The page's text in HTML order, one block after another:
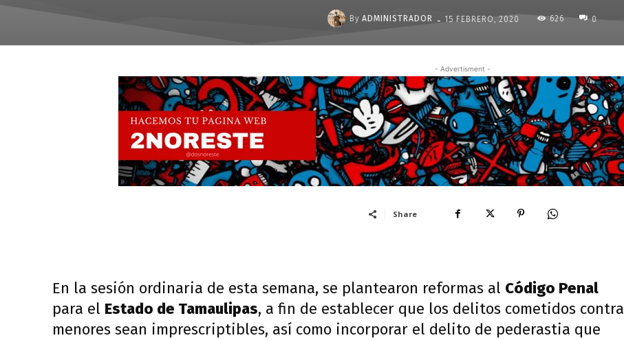
By ADMINISTRADOR - 15 FEBRERO, 2020 626 0
- Advertisment -
Share
En la sesión ordinaria de esta semana, se plantearon reformas al Código Penal
para el Estado de Tamaulipas, a fin de establecer que los delitos cometidos contra
menores sean imprescriptibles, así como incorporar el delito de pederastia que